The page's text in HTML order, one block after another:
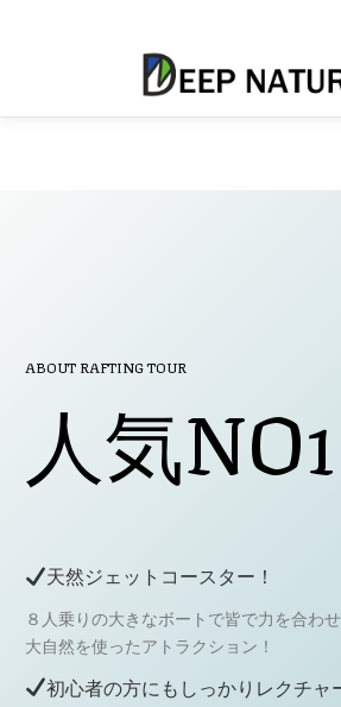
ン
ABOUT RAFTING TOUR
人気
天然ジェットコースター！
８人乗りの大きなボートで皆で力を合わ
大自然を使ったアトラクション！
初心者の方にもしっかりレクチャ